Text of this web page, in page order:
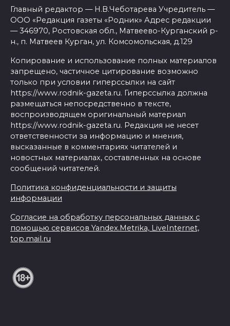
Главный редактор — Н.В.Чеботарева Учредитель —
ООО «Редакция газеты «Родник» Адрес редакции
— 346970, Ростовская обл., Матвеево-Курганский р-
н., п. Матвеев Курган, ул. Комсомольская, д.129
Копирование и использование полных материалов
запрещено, частичное цитирование возможно
только при условии гиперссылки на сайт
https://www.rodnik-gazeta.ru. Гиперссылка должна
размещаться непосредственно в тексте,
воспроизводящем оригинальный материал
https://www.rodnik-gazeta.ru. Редакция не несет
ответственности за информацию и мнения,
высказанные в комментариях читателей и
новостных материалах, составленных на основе
сообщений читателей.
Политика конфиденциальности и защиты
информации
Согласие на обработку персональных данных с
помощью сервисов Yandex.Metrika, LiveInternet,
top.mail.ru